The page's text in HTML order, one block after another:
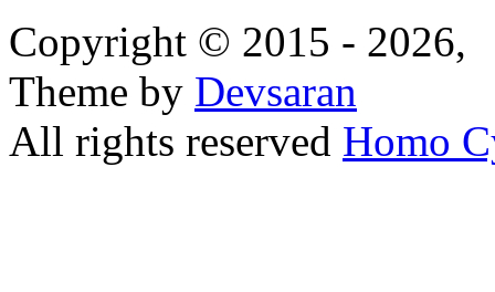
Copyright © 2015 - 2026,
Theme by Devsaran
All rights reserved Homo